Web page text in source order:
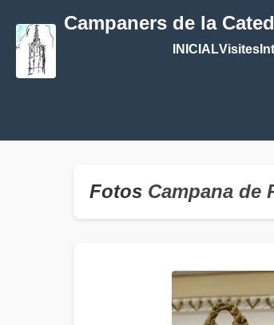
Campaners de la
INICIALVisites
Fotos Campana de